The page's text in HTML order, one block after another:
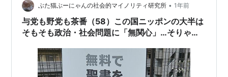
ズムとは何かを教えて下さった立花隆氏と、…
ぶた猫ぶーにゃんの社会的マイノリティ研究所 • 1年前
与党も野党も茶番（58）この国ニッポンの大半は
そもそも政治・社会問題に「無関心」…そりゃ茶